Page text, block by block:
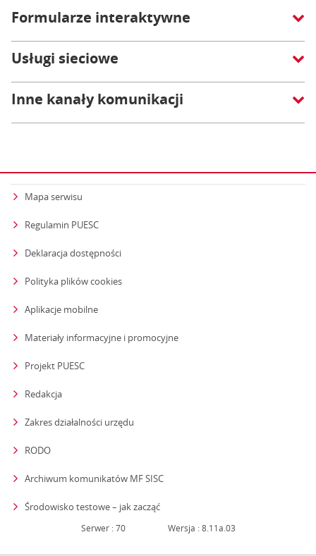
Formularze interaktywne
Usługi sieciowe
Inne kanały komunikacji
Mapa serwisu
Regulamin PUESC
Deklaracja dostępności
Polityka plików cookies
Aplikacje mobilne
Materiały informacyjne i promocyjne
Projekt PUESC
Redakcja
Zakres działalności urzędu
RODO
Archiwum komunikatów MF SISC
Środowisko testowe – jak zacząćstrona otwiera się w nowym oknie
Serwer : 70 Wersja : 8.11a.03